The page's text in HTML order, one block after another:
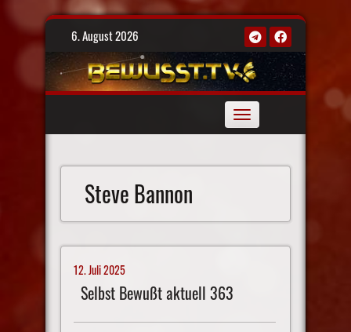
Skip
6. August 2026
Toggle
navigation
Steve Bannon
12. Juli 2025
Selbst Bewußt aktuell 363